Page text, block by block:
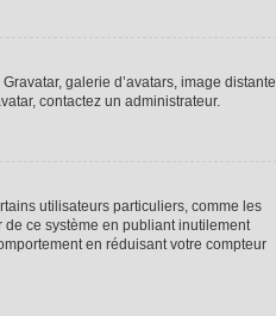
galerie d’avatars, image distante
contactez un administrateur.
utilisateurs particuliers, comme les
ce système en publiant inutilement
en réduisant votre compteur